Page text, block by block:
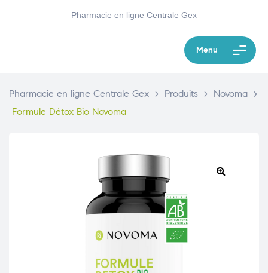
Pharmacie en ligne Centrale Gex
Menu
Pharmacie en ligne Centrale Gex > Produits > Novoma >
Formule Détox Bio Novoma